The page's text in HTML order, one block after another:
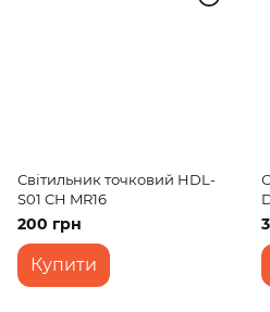
Світильник точковий HDL-
S01 CH MR16
200 грн
Купити